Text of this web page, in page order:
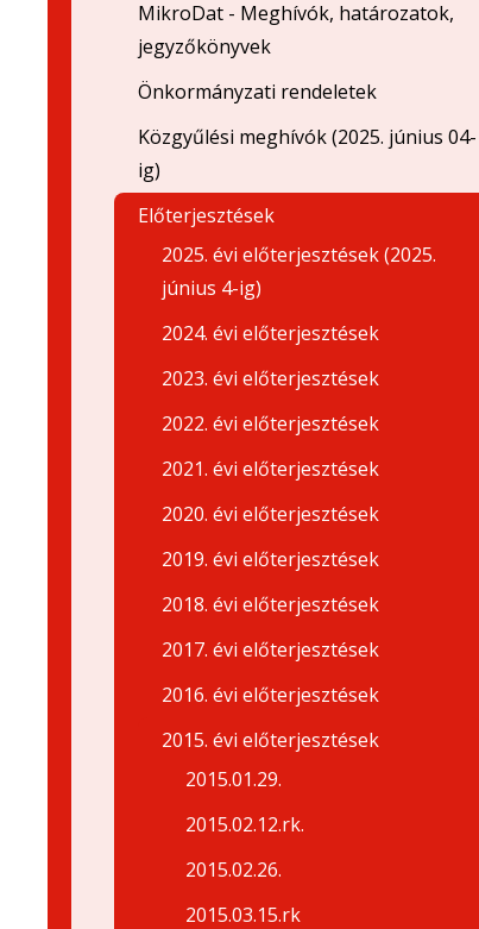
MikroDat - Meghívók, határozatok,
jegyzőkönyvek
Önkormányzati rendeletek
Közgyűlési meghívók (2025. június 04-
ig)
Előterjesztések
2025. évi előterjesztések (2025.
június 4-ig)
2024. évi előterjesztések
2023. évi előterjesztések
2022. évi előterjesztések
2021. évi előterjesztések
2020. évi előterjesztések
2019. évi előterjesztések
2018. évi előterjesztések
2017. évi előterjesztések
2016. évi előterjesztések
2015. évi előterjesztések
2015.01.29.
2015.02.12.rk.
2015.02.26.
2015.03.15.rk